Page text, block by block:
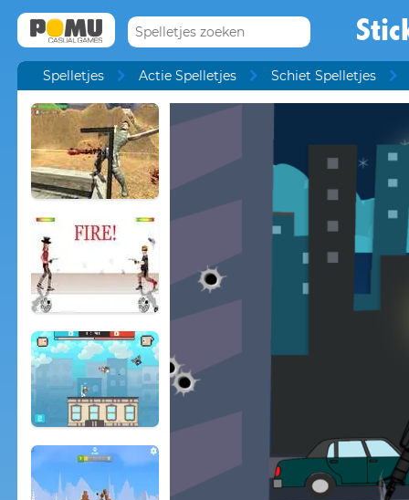
Spelletjes Actie Spelletjes Schiet Spelletjes